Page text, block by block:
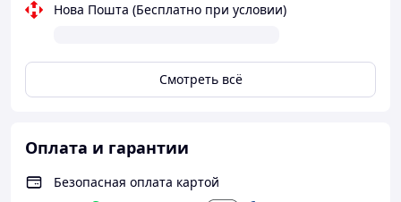
Нова Пошта (Бесплатно при условии)
Смотреть всё
Оплата и гарантии
Безопасная оплата картой